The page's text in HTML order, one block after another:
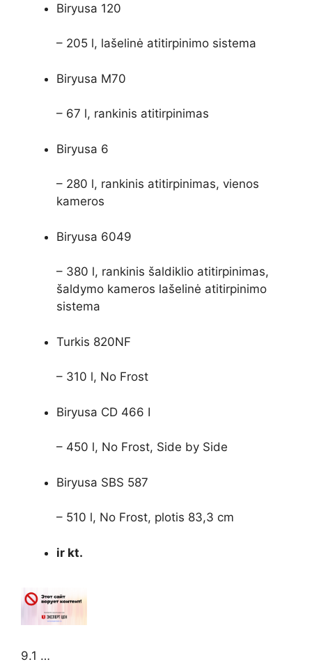
Biryusa 120
– 205 l, lašelinė atitirpinimo sistema
Biryusa M70
– 67 l, rankinis atitirpinimas
Biryusa 6
– 280 l, rankinis atitirpinimas, vienos
kameros
Biryusa 6049
– 380 l, rankinis šaldiklio atitirpinimas,
šaldymo kameros lašelinė atitirpinimo
sistema
Turkis 820NF
– 310 l, No Frost
Biryusa CD 466 I
– 450 l, No Frost, Side by Side
Biryusa SBS 587
– 510 l, No Frost, plotis 83,3 cm
ir kt.
9.1 …